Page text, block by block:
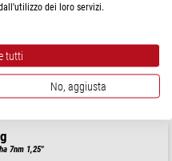
1-2 settimane
7nm 1,25"
dei loro servizi.
tutti
No, aggiusta